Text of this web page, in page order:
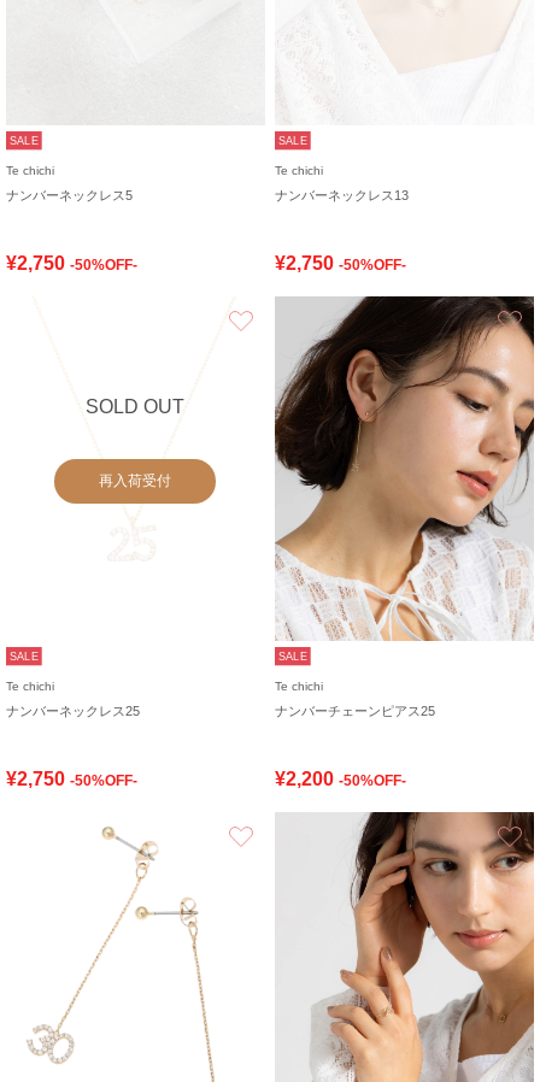
SALE
Te chichi
ナンバーネックレス5
¥2,750 -50%OFF-
SALE
Te chichi
ナンバーネックレス13
¥2,750 -50%OFF-
SOLD OUT
再入荷受付
SALE
Te chichi
ナンバーネックレス25
¥2,750 -50%OFF-
SALE
Te chichi
ナンバーチェーンピアス25
¥2,200 -50%OFF-